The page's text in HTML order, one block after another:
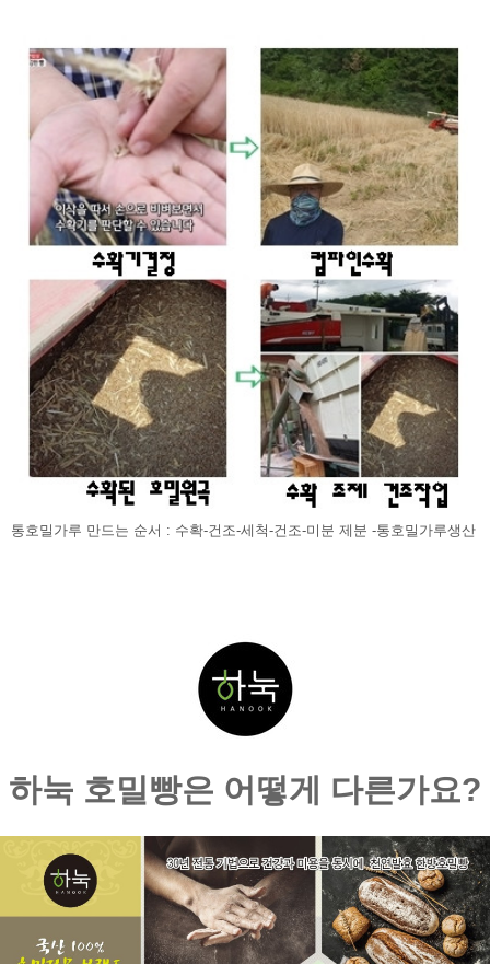
통호밀가루 만드는 순서 : 수확-건조-세척-건조-미분 제분 -통호밀가루생산
하눅 호밀빵은 어떻게 다른가요?